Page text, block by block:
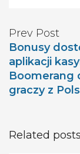
Prev Post
Bonusy
aplikacji
Boomerang
graczy z
Related posts